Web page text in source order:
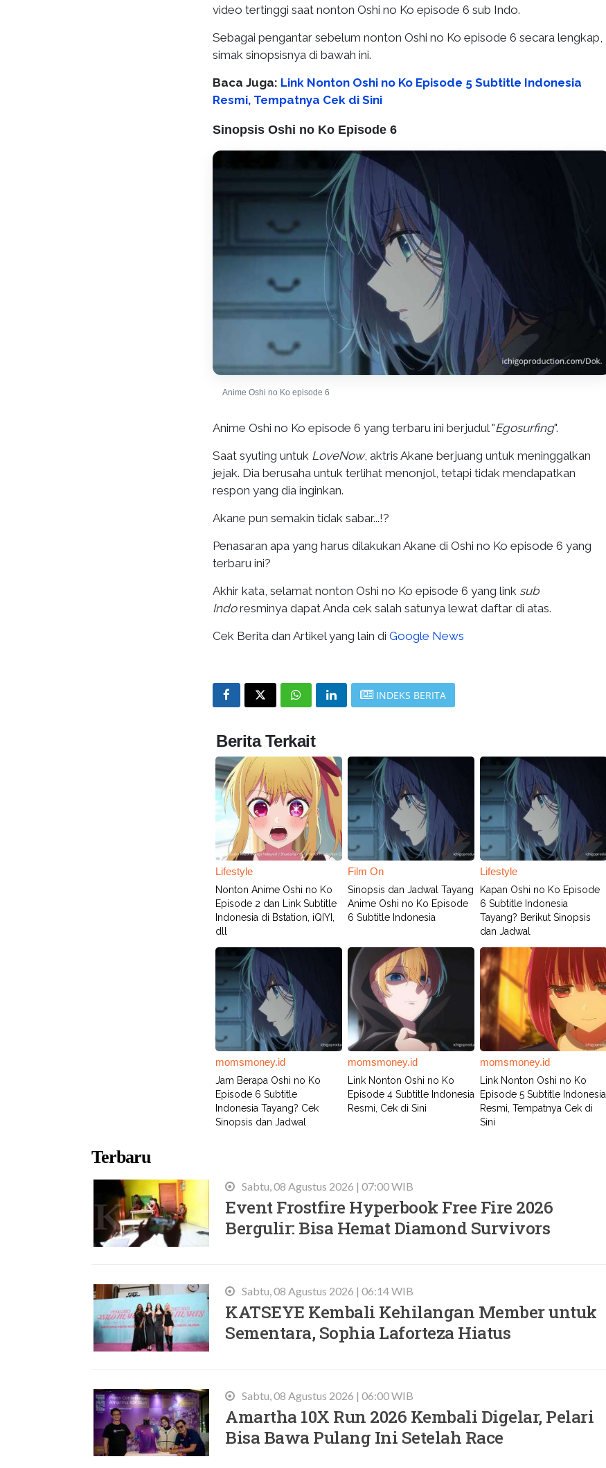
video tertinggi saat nonton Oshi no Ko episode 6 sub Indo.
Sebagai pengantar sebelum nonton Oshi no Ko episode 6 secara lengkap,
simak sinopsisnya di bawah ini.
Baca Juga: Link Nonton Oshi no Ko Episode 5 Subtitle Indonesia
Resmi, Tempatnya Cek di Sini
Sinopsis Oshi no Ko Episode 6
Anime Oshi no Ko episode 6
Anime Oshi no Ko episode 6 yang terbaru ini berjudul "Egosurfing".
Saat syuting untuk LoveNow, aktris Akane berjuang untuk meninggalkan
jejak. Dia berusaha untuk terlihat menonjol, tetapi tidak mendapatkan
respon yang dia inginkan.
Akane pun semakin tidak sabar...!?
Penasaran apa yang harus dilakukan Akane di Oshi no Ko episode 6 yang
terbaru ini?
Akhir kata, selamat nonton Oshi no Ko episode 6 yang link sub
Indoresminya dapat Anda cek salah satunya lewat daftar di atas.
Cek Berita dan Artikel yang lain di Google News
INDEKS BERITA
Berita Terkait
Lifestyle
Nonton Anime Oshi no Ko
Episode 2 dan Link Subtitle
Indonesia di Bstation, iQIYI,
dll
Film On
Sinopsis dan Jadwal Tayang
Anime Oshi no Ko Episode
6 Subtitle Indonesia
Lifestyle
Kapan Oshi no Ko Episode
6 Subtitle Indonesia
Tayang? Berikut Sinopsis
dan Jadwal
momsmoney.id
Jam Berapa Oshi no Ko
Episode 6 Subtitle
Indonesia Tayang? Cek
Sinopsis dan Jadwal
momsmoney.id
Link Nonton Oshi no Ko
Episode 4 Subtitle Indonesia
Resmi, Cek di Sini
momsmoney.id
Link Nonton Oshi no Ko
Episode 5 Subtitle Indonesia
Resmi, Tempatnya Cek di
Sini
Terbaru
Sabtu, 08 Agustus 2026 | 07:00 WIB
Event Frostfire Hyperbook Free Fire 2026
Bergulir: Bisa Hemat Diamond Survivors
Sabtu, 08 Agustus 2026 | 06:14 WIB
KATSEYE Kembali Kehilangan Member untuk
Sementara, Sophia Laforteza Hiatus
Sabtu, 08 Agustus 2026 | 06:00 WIB
Amartha 10X Run 2026 Kembali Digelar, Pelari
Bisa Bawa Pulang Ini Setelah Race